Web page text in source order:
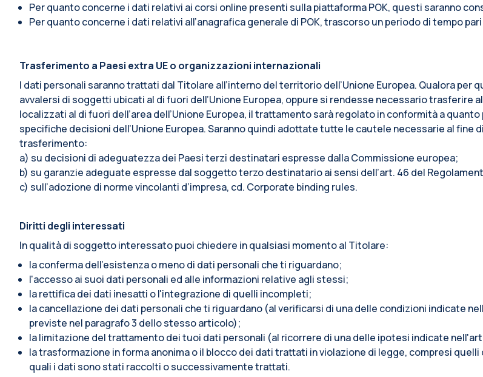
Per quanto concerne i dati relativi ai corsi online presenti sulla piattaforma POK, questi saranno
Per quanto concerne i dati relativi all’anagrafica generale di POK, trascorso un periodo di tempo
Trasferimento a Paesi extra UE o organizzazioni internazionali
I dati personali saranno trattati dal Titolare all’interno del territorio dell’Unione Europea. Qualora
avvalersi di soggetti ubicati al di fuori dell’Unione Europea, oppure si rendesse necessario
localizzati al di fuori dell’area dell’Unione Europea, il trattamento sarà regolato in conformità a
specifiche decisioni dell’Unione Europea. Saranno quindi adottate tutte le cautele necessarie al
trasferimento:
a) su decisioni di adeguatezza dei Paesi terzi destinatari espresse dalla Commissione europea;
b) su garanzie adeguate espresse dal soggetto terzo destinatario ai sensi dell’art. 46 del
c) sull’adozione di norme vincolanti d’impresa, cd. Corporate binding rules.
Diritti degli interessati
In qualità di soggetto interessato puoi chiedere in qualsiasi momento al Titolare:
la conferma dell’esistenza o meno di dati personali che ti riguardano;
l'accesso ai suoi dati personali ed alle informazioni relative agli stessi;
la rettifica dei dati inesatti o l'integrazione di quelli incompleti;
la cancellazione dei dati personali che ti riguardano (al verificarsi di una delle condizioni indicate
previste nel paragrafo 3 dello stesso articolo);
la limitazione del trattamento dei tuoi dati personali (al ricorrere di una delle ipotesi indicate
la trasformazione in forma anonima o il blocco dei dati trattati in violazione di legge, compresi
quali i dati sono stati raccolti o successivamente trattati.